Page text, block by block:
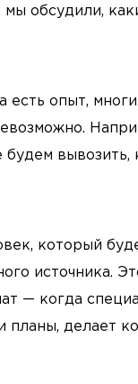
мы обсудили,
опыт,
который
источника.
— когда
планы, делает